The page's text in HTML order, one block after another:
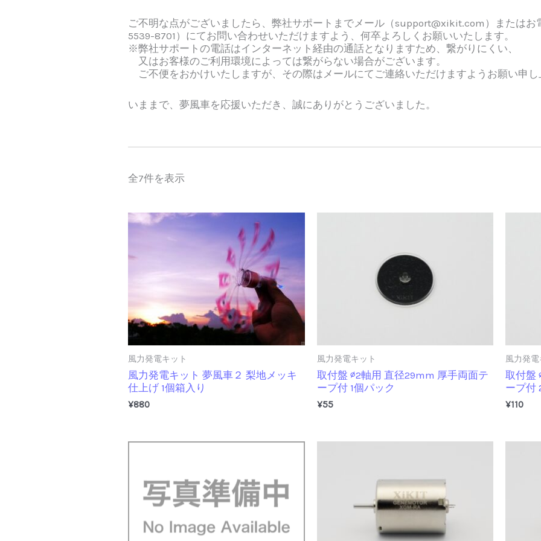
ご不明な点がございましたら、弊社サポートまでメール（support@xikit.com）またはお
5539-8701）にてお問い合わせいただけますよう、何卒よろしくお願いいたします。
※弊社サポートの電話はインターネット経由の通話となりますため、繋がりにくい、
又はお客様のご利用環境によっては繋がらない場合がございます。
ご不便をおかけいたしますが、その際はメールにてご連絡いただけますようお願い申
いままで、夢風車を応援いただき、誠にありがとうございました。
全7件を表示
風力発電キット
風力発電キット 夢風車２ 梨地メッキ
仕上げ 1個箱入り
¥880
風力発電キット
取付盤 ∅2軸用 直径29mm 厚手両面テ
ープ付 1個パック
¥55
風力発
取付盤
ープ付
¥110